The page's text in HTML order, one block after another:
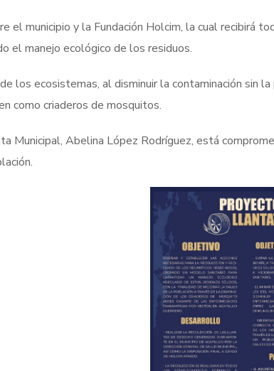
el municipio y la Fundación Holcim, la cual recibirá
el manejo ecológico de los residuos.
los ecosistemas, al disminuir la contaminación sin la
como criaderos de mosquitos.
Municipal, Abelina López Rodríguez, está